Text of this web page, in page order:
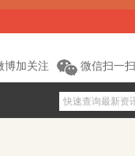
博加关注 微信扫一扫